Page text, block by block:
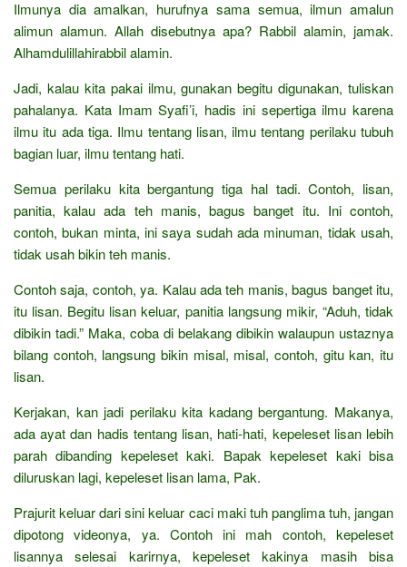
Ilmunya dia amalkan, hurufnya sama semua, ilmun amalun
alimun alamun. Allah disebutnya apa? Rabbil alamin, jamak.
Alhamdulillahirabbil alamin.
Jadi, kalau kita pakai ilmu, gunakan begitu digunakan, tuliskan
pahalanya. Kata Imam Syafi’i, hadis ini sepertiga ilmu karena
ilmu itu ada tiga. Ilmu tentang lisan, ilmu tentang perilaku tubuh
bagian luar, ilmu tentang hati.
Semua perilaku kita bergantung tiga hal tadi. Contoh, lisan,
panitia, kalau ada teh manis, bagus banget itu. Ini contoh,
contoh, bukan minta, ini saya sudah ada minuman, tidak usah,
tidak usah bikin teh manis.
Contoh saja, contoh, ya. Kalau ada teh manis, bagus banget itu,
itu lisan. Begitu lisan keluar, panitia langsung mikir, “Aduh, tidak
dibikin tadi.” Maka, coba di belakang dibikin walaupun ustaznya
bilang contoh, langsung bikin misal, misal, contoh, gitu kan, itu
lisan.
Kerjakan, kan jadi perilaku kita kadang bergantung. Makanya,
ada ayat dan hadis tentang lisan, hati-hati, kepeleset lisan lebih
parah dibanding kepeleset kaki. Bapak kepeleset kaki bisa
diluruskan lagi, kepeleset lisan lama, Pak.
Prajurit keluar dari sini keluar caci maki tuh panglima tuh, jangan
dipotong videonya, ya. Contoh ini mah contoh, kepeleset
lisannya selesai karirnya, kepeleset kakinya masih bisa